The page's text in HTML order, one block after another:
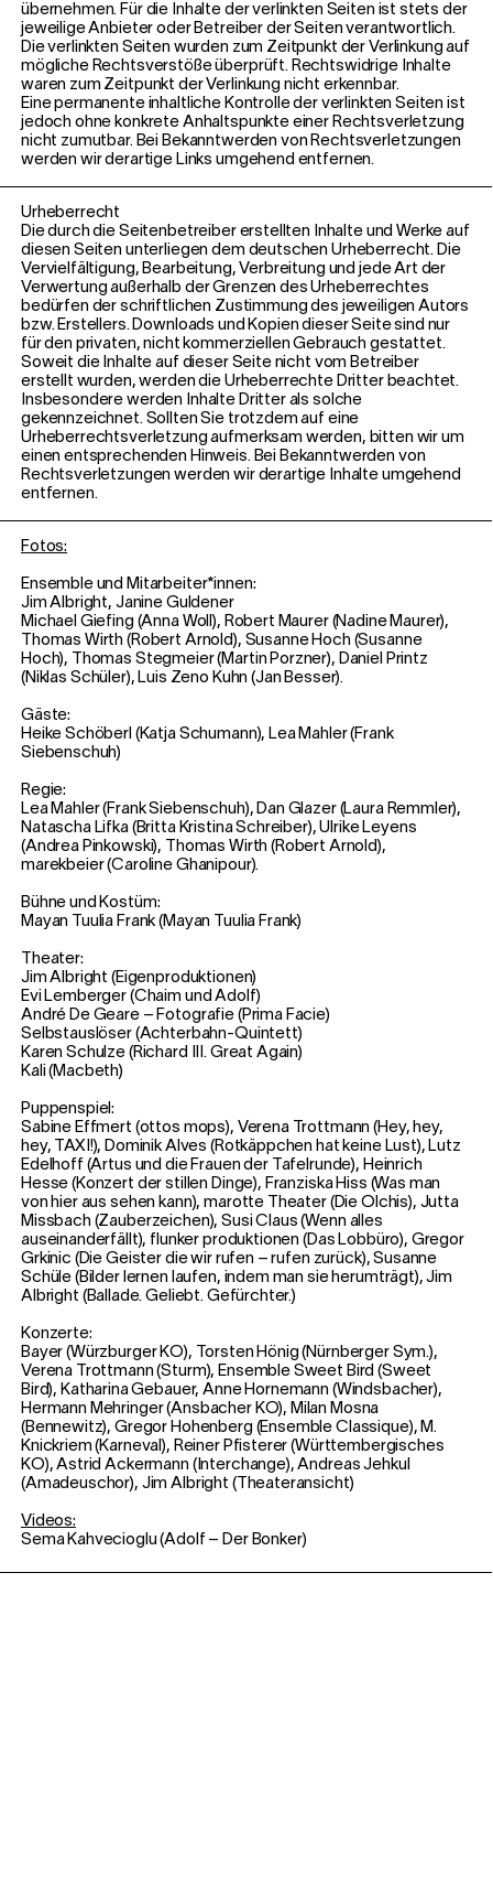
übernehmen. Für die Inhalte der verlinkten Seiten ist stets der
jeweilige Anbieter oder Betreiber der Seiten verantwortlich.
Die verlinkten Seiten wurden zum Zeitpunkt der Verlinkung auf
mögliche Rechtsverstöße überprüft. Rechtswidrige Inhalte
waren zum Zeitpunkt der Verlinkung nicht erkennbar.
Eine permanente inhaltliche Kontrolle der verlinkten Seiten ist
jedoch ohne konkrete Anhaltspunkte einer Rechtsverletzung
nicht zumutbar. Bei Bekanntwerden von Rechtsverletzungen
werden wir derartige Links umgehend entfernen.
Urheberrecht
Die durch die Seitenbetreiber erstellten Inhalte und Werke auf
diesen Seiten unterliegen dem deutschen Urheberrecht. Die
Vervielfältigung, Bearbeitung, Verbreitung und jede Art der
Verwertung außerhalb der Grenzen des Urheberrechtes
bedürfen der schriftlichen Zustimmung des jeweiligen Autors
bzw. Erstellers. Downloads und Kopien dieser Seite sind nur
für den privaten, nicht kommerziellen Gebrauch gestattet.
Soweit die Inhalte auf dieser Seite nicht vom Betreiber
erstellt wurden, werden die Urheberrechte Dritter beachtet.
Insbesondere werden Inhalte Dritter als solche
gekennzeichnet. Sollten Sie trotzdem auf eine
Urheberrechtsverletzung aufmerksam werden, bitten wir um
einen entsprechenden Hinweis. Bei Bekanntwerden von
Rechtsverletzungen werden wir derartige Inhalte umgehend
entfernen.
Fotos:
Ensemble und Mitarbeiter*innen:
Jim Albright, Janine Guldener
Michael Giefing (Anna Woll), Robert Maurer (Nadine Maurer),
Thomas Wirth (Robert Arnold), Susanne Hoch (Susanne
Hoch), Thomas Stegmeier (Martin Porzner), Daniel Printz
(Niklas Schüler), Luis Zeno Kuhn (Jan Besser).
Gäste:
Heike Schöberl (Katja Schumann), Lea Mahler (Frank
Siebenschuh)
Regie:
Lea Mahler (Frank Siebenschuh), Dan Glazer (Laura Remmler),
Natascha Lifka (Britta Kristina Schreiber), Ulrike Leyens
(Andrea Pinkowski), Thomas Wirth (Robert Arnold),
marekbeier (Caroline Ghanipour).
Bühne und Kostüm:
Mayan Tuulia Frank (Mayan Tuulia Frank)
Theater:
Jim Albright (Eigenproduktionen)
Evi Lemberger (Chaim und Adolf)
André De Geare – Fotografie (Prima Facie)
Selbstauslöser (Achterbahn-Quintett)
Karen Schulze (Richard III. Great Again)
Kali (Macbeth)
Puppenspiel:
Sabine Effmert (ottos mops), Verena Trottmann (Hey, hey,
hey, TAXI!), Dominik Alves (Rotkäppchen hat keine Lust), Lutz
Edelhoff (Artus und die Frauen der Tafelrunde), Heinrich
Hesse (Konzert der stillen Dinge), Franziska Hiss (Was man
von hier aus sehen kann), marotte Theater (Die Olchis), Jutta
Missbach (Zauberzeichen), Susi Claus (Wenn alles
auseinanderfällt), flunker produktionen (Das Lobbüro), Gregor
Grkinic (Die Geister die wir rufen – rufen zurück), Susanne
Schüle (Bilder lernen laufen, indem man sie herumträgt), Jim
Albright (Ballade. Geliebt. Gefürchter.)
Konzerte:
Bayer (Würzburger KO), Torsten Hönig (Nürnberger Sym.),
Verena Trottmann (Sturm), Ensemble Sweet Bird (Sweet
Bird), Katharina Gebauer, Anne Hornemann (Windsbacher),
Hermann Mehringer (Ansbacher KO), Milan Mosna
(Bennewitz), Gregor Hohenberg (Ensemble Classique), M.
Knickriem (Karneval), Reiner Pfisterer (Württembergisches
KO), Astrid Ackermann (Interchange), Andreas Jehkul
(Amadeuschor), Jim Albright (Theateransicht)
Videos:
Sema Kahvecioglu (Adolf – Der Bonker)